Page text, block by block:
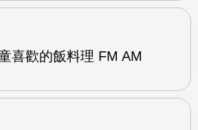
喜歡的飯料理 FM AM